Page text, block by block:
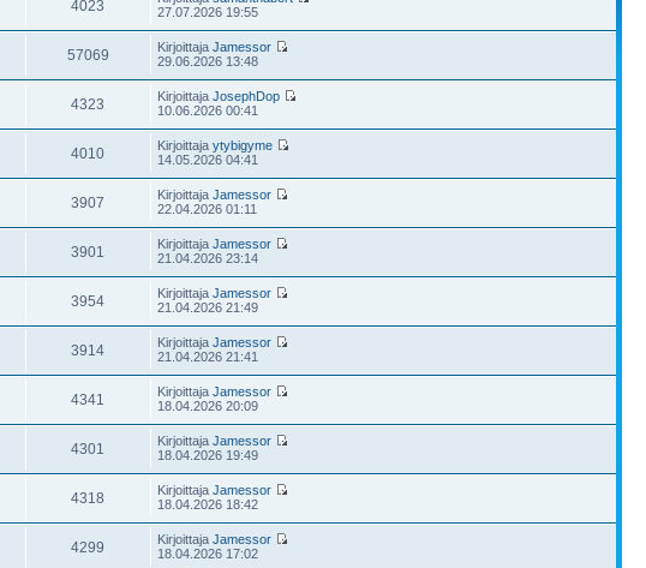
4023
27.07.2026 19:55
57069 KirjoittajaJamessor
29.06.2026 13:48
4323 KirjoittajaJosephDop
10.06.2026 00:41
4010 Kirjoittajaytybigyme
14.05.2026 04:41
3907 KirjoittajaJamessor
22.04.2026 01:11
3901 KirjoittajaJamessor
21.04.2026 23:14
3954 KirjoittajaJamessor
21.04.2026 21:49
3914 KirjoittajaJamessor
21.04.2026 21:41
4341 KirjoittajaJamessor
18.04.2026 20:09
4301 KirjoittajaJamessor
18.04.2026 19:49
4318 KirjoittajaJamessor
18.04.2026 18:42
4299 KirjoittajaJamessor
18.04.2026 17:02